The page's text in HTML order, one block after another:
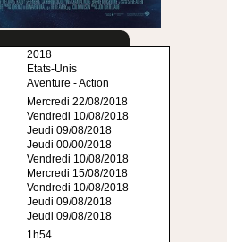
2018
Etats-Unis
Aventure - Action
Mercredi 22/08/2018
Vendredi 10/08/2018
Jeudi 09/08/2018
Jeudi 00/00/2018
Vendredi 10/08/2018
Mercredi 15/08/2018
Vendredi 10/08/2018
Jeudi 09/08/2018
Jeudi 09/08/2018
1h54